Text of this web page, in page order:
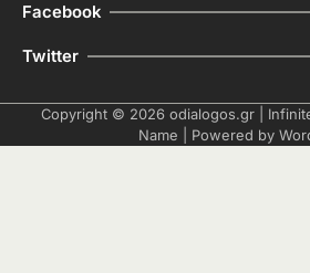
Facebook
Twitter
Copyright © 2026 odialogos.gr |
Name | Powered by